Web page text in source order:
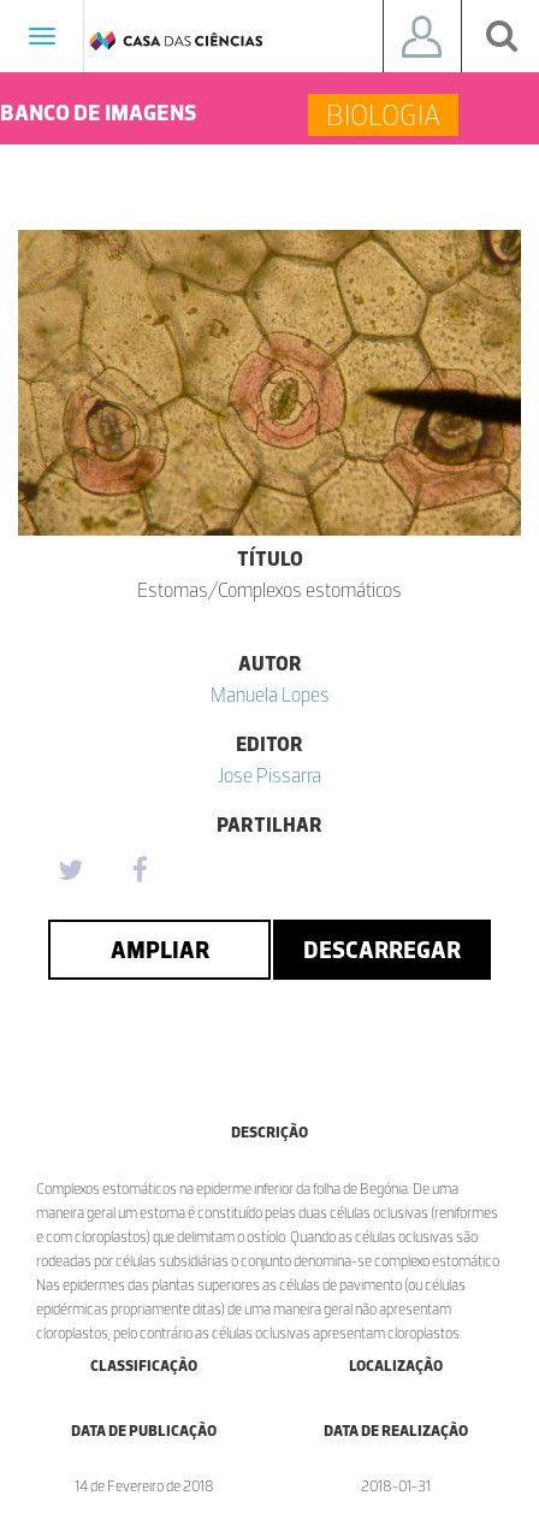
Toggle
BANCO DE IMAGENS BIOLOGIA
TÍTULO
Estomas/Complexos estomáticos
AUTOR
Manuela Lopes
EDITOR
Jose Pissarra
PARTILHAR
AMPLIAR DESCARREGAR
DESCRIÇÃO
Complexos estomáticos na epiderme inferior da folha de Begónia. De uma
maneira geral um estoma é constituído pelas duas células oclusivas (reniformes
e com cloroplastos) que delimitam o ostíolo. Quando as células oclusivas são
rodeadas por células subsidiárias o conjunto denomina-se complexo estomático.
Nas epidermes das plantas superiores as células de pavimento (ou células
epidérmicas propriamente ditas) de uma maneira geral não apresentam
cloroplastos; pelo contrário as células oclusivas apresentam cloroplastos.
CLASSIFICAÇÃO
LOCALIZAÇÃO
DATA DE PUBLICAÇÃO
14 de Fevereiro de 2018
DATA DE REALIZAÇÃO
2018-01-31